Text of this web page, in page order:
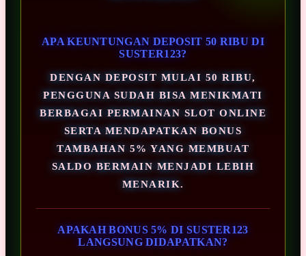
APA KEUNTUNGAN DEPOSIT 50 RIBU DI
SUSTER123?
DENGAN DEPOSIT MULAI 50 RIBU,
PENGGUNA SUDAH BISA MENIKMATI
BERBAGAI PERMAINAN SLOT ONLINE
SERTA MENDAPATKAN BONUS
TAMBAHAN 5% YANG MEMBUAT
SALDO BERMAIN MENJADI LEBIH
MENARIK.
APAKAH BONUS 5% DI SUSTER123
LANGSUNG DIDAPATKAN?